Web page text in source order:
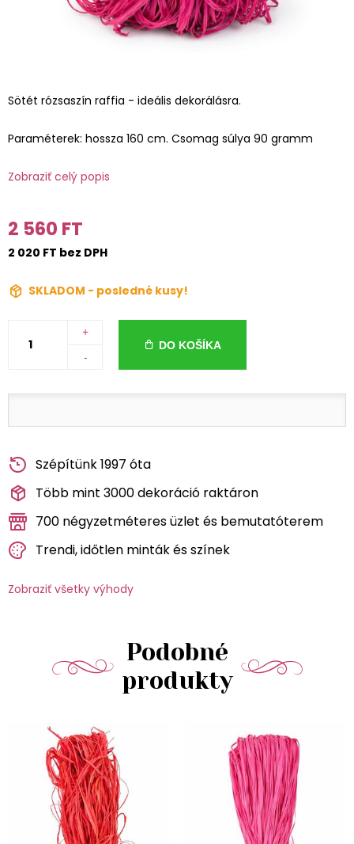
Sötét rózsaszín raffia - ideális dekorálásra.
Paraméterek: hossza 160 cm. Csomag súlya 90 gramm
Zobraziť celý popis
2 560 FT
2 020 FT bez DPH
SKLADOM - posledné kusy!
+
-
DO KOŠÍKA
Szépítünk 1997 óta
Több mint 3000 dekoráció raktáron
700 négyzetméteres üzlet és bemutatóterem
Trendi, időtlen minták és színek
Zobraziť všetky výhody
Podobné
produkty